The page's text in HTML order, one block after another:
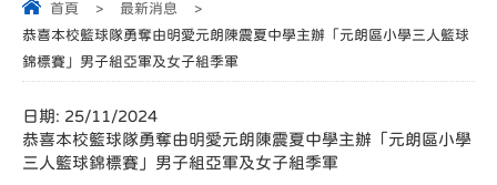
首頁 > 最新消息
>
恭喜本校籃球隊勇奪由明愛元朗陳震夏中學主辦「元朗區小學三人籃球
錦標賽」男子組亞軍及女子組季軍
日期: 25/11/2024
恭喜本校籃球隊勇奪由明愛元朗陳震夏中學主辦「元朗區小學
三人籃球錦標賽」男子組亞軍及女子組季軍